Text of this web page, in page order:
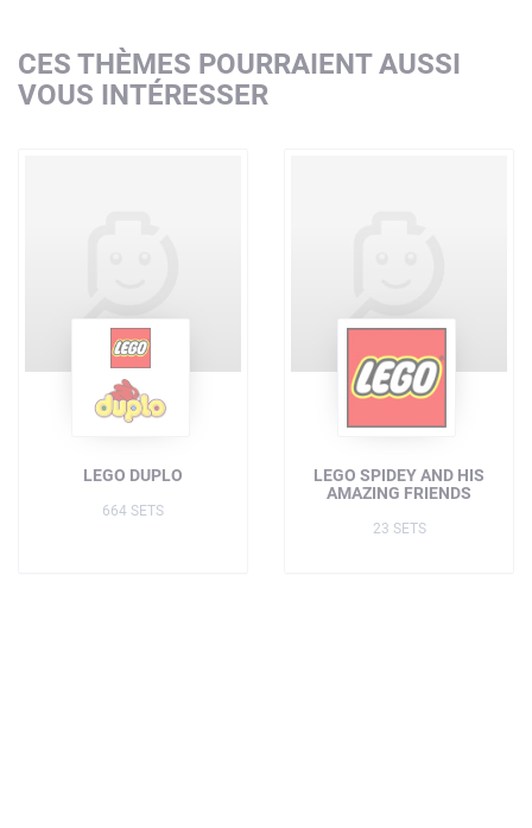
CES THÈMES POURRAIENT AUSSI
VOUS INTÉRESSER
LEGO DUPLO
664 SETS
LEGO SPIDEY AND HIS
AMAZING FRIENDS
23 SETS